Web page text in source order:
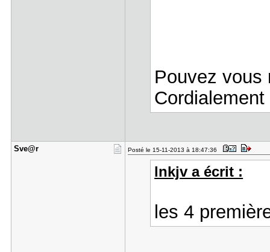
Pouvez vous
Cordialement
Sve@r Posté le 15-11-2013 à 18:47:36
lnkjv a écrit :
les 4